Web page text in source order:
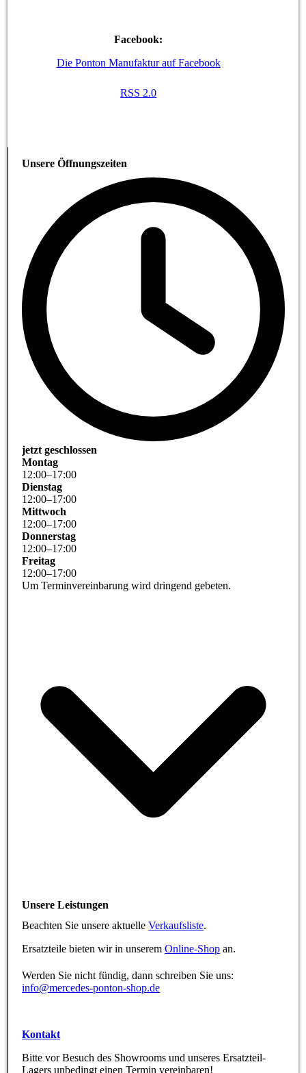
Facebook:
Die Ponton Manufaktur auf Facebook
RSS 2.0
Unsere Öffnungszeiten
jetzt geschlossen
Montag
12:00–17:00
Dienstag
12:00–17:00
Mittwoch
12:00–17:00
Donnerstag
12:00–17:00
Freitag
12:00–17:00
Um Terminvereinbarung wird dringend gebeten.
Unsere Leistungen
Beachten Sie unsere aktuelleVerkaufsliste.
Ersatzteile bieten wir in unseremOnline-Shop an.
Werden Sie nicht fündig, dann schreiben Sie uns:
info@mercedes-ponton-shop.de
Kontakt
Bitte vor Besuch des Showrooms und unseres Ersatzteil-
Lagers unbedingt einen Termin vereinbaren!